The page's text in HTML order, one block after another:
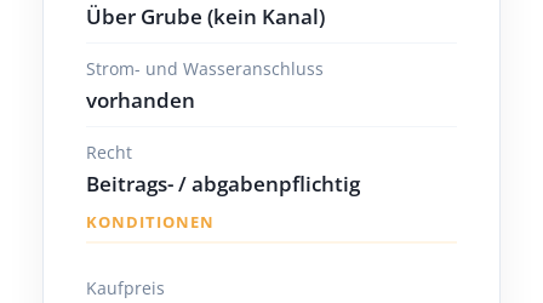
Über Grube (kein Kanal)
Strom- und Wasseranschluss
vorhanden
Recht
Beitrags- / abgabenpflichtig
KONDITIONEN
Kaufpreis